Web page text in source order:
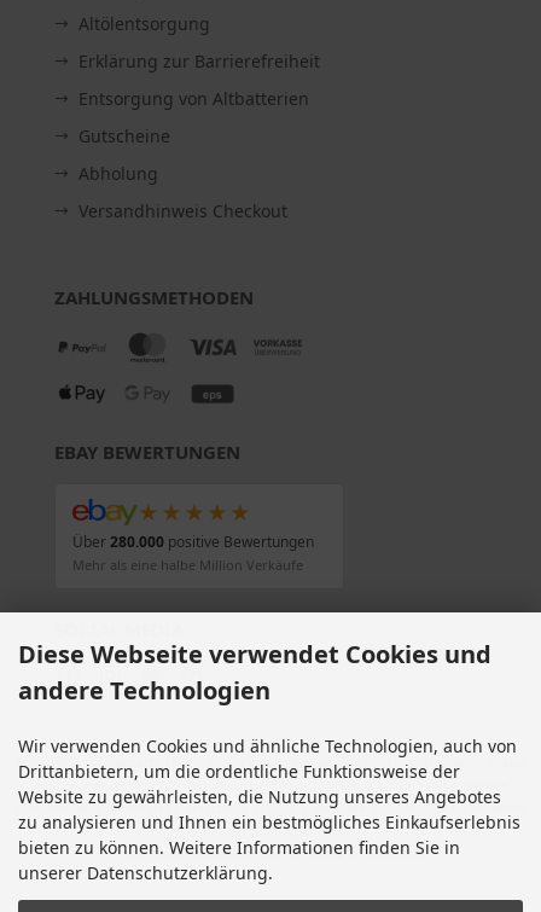
Altölentsorgung
Erklärung zur Barrierefreiheit
Entsorgung von Altbatterien
Gutscheine
Abholung
Versandhinweis Checkout
ZAHLUNGSMETHODEN
EBAY BEWERTUNGEN
★★★★★
Über280.000positive Bewertungen
Mehr als eine halbe Million Verkäufe
Alle Preise inkl. gesetzl. MwSt. zzgl. Versandkosten . Die durchgestrichenen Preise
entsprechen dem bisherigen Preis bei Motorradteile & Motorrad Ersatzteile.
Motorradteile & Motorrad Ersatzteile © 2026 | Template © 2009-2026 by modified
eCommerce Shopsoftware
modified eCommerce Shopsoftware © 2009-2026
Diese Webseite verwendet Cookies und
andere Technologien
Wir verwenden Cookies und ähnliche Technologien, auch von
Drittanbietern, um die ordentliche Funktionsweise der
Website zu gewährleisten, die Nutzung unseres Angebotes
zu analysieren und Ihnen ein bestmögliches Einkaufserlebnis
bieten zu können. Weitere Informationen finden Sie in
unserer Datenschutzerklärung.